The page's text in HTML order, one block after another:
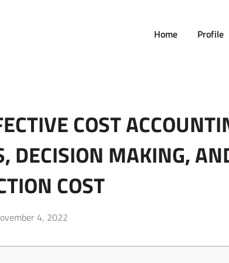
Home Profile
COST
DECISION MAKING,
COST
4, 2022